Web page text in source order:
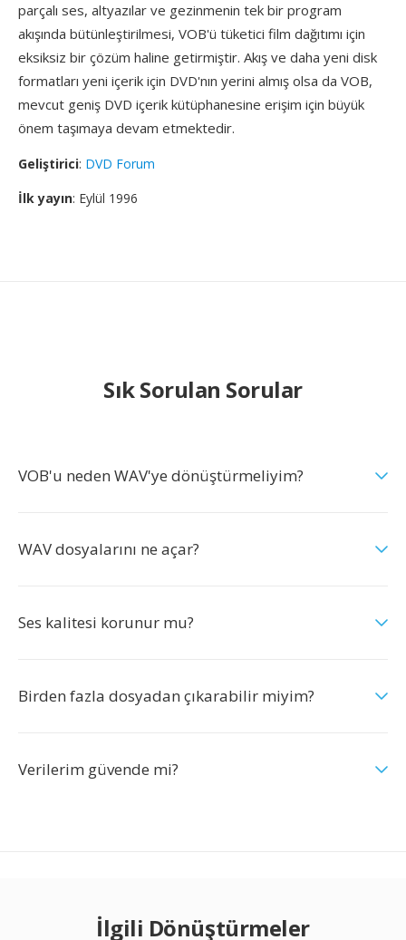
parçalı ses, altyazılar ve gezinmenin tek bir program
akışında bütünleştirilmesi, VOB'ü tüketici film dağıtımı için
eksiksiz bir çözüm haline getirmiştir. Akış ve daha yeni disk
formatları yeni içerik için DVD'nın yerini almış olsa da VOB,
mevcut geniş DVD içerik kütüphanesine erişim için büyük
önem taşımaya devam etmektedir.
Geliştirici: DVD Forum
İlk yayın: Eylül 1996
Sık Sorulan Sorular
VOB'u neden WAV'ye dönüştürmeliyim?
WAV dosyalarını ne açar?
Ses kalitesi korunur mu?
Birden fazla dosyadan çıkarabilir miyim?
Verilerim güvende mi?
İlgili Dönüştürmeler